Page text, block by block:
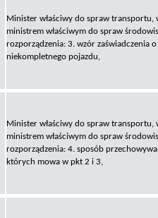
Minister właściwy do spraw transportu,
ministrem właściwym do spraw
rozporządzenia: 3. wzór zaświadczenia
niekompletnego pojazdu,
Minister właściwy do spraw transportu,
ministrem właściwym do spraw
rozporządzenia: 4. sposób
których mowa w pkt 2 i 3,